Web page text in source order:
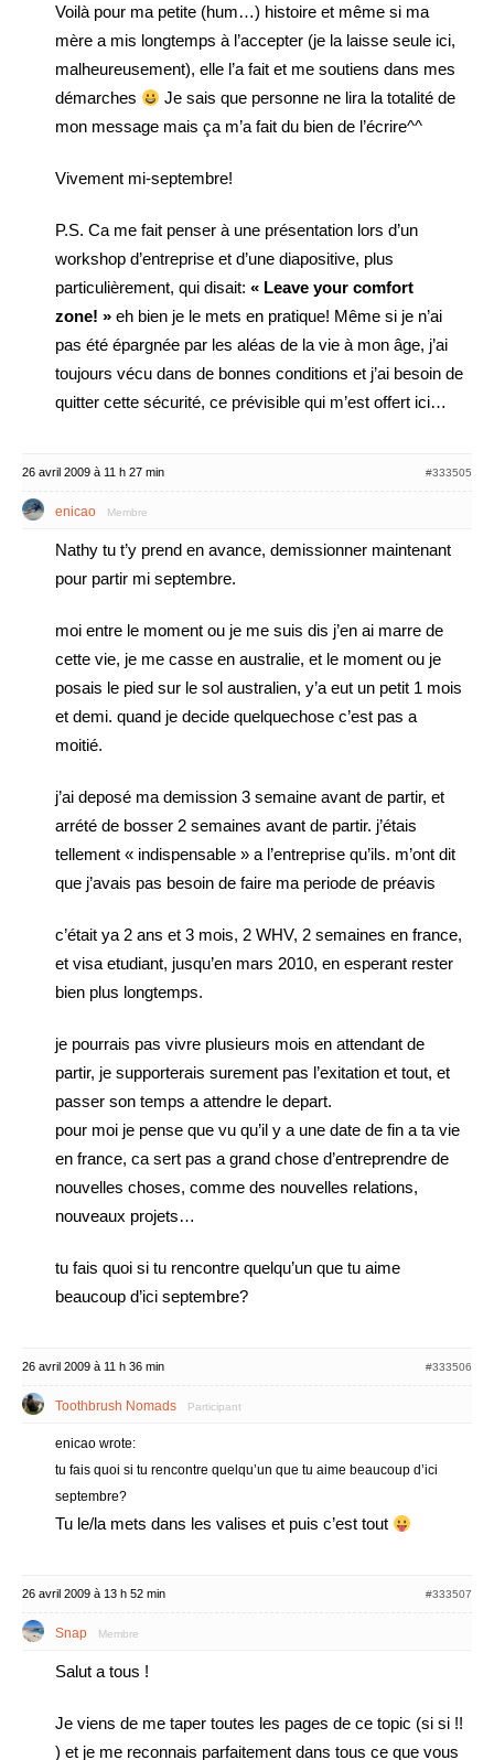
Voilà pour ma petite (hum…) histoire et même si ma
mère a mis longtemps à l’accepter (je la laisse seule ici,
malheureusement), elle l’a fait et me soutiens dans mes
démarches
Je sais que personne ne lira la totalité de
mon message mais ça m’a fait du bien de l’écrire^^
Vivement mi-septembre!
P.S. Ca me fait penser à une présentation lors d’un
workshop d’entreprise et d’une diapositive, plus
particulièrement, qui disait: « Leave your comfort
zone! » eh bien je le mets en pratique! Même si je n’ai
pas été épargnée par les aléas de la vie à mon âge, j’ai
toujours vécu dans de bonnes conditions et j’ai besoin de
quitter cette sécurité, ce prévisible qui m’est offert ici…
26 avril 2009 à 11 h 27 min #333505
enicao Membre
Nathy tu t’y prend en avance, demissionner maintenant
pour partir mi septembre.
moi entre le moment ou je me suis dis j’en ai marre de
cette vie, je me casse en australie, et le moment ou je
posais le pied sur le sol australien, y’a eut un petit 1 mois
et demi. quand je decide quelquechose c’est pas a
moitié.
j’ai deposé ma demission 3 semaine avant de partir, et
arrété de bosser 2 semaines avant de partir. j’étais
tellement « indispensable » a l’entreprise qu’ils. m’ont dit
que j’avais pas besoin de faire ma periode de préavis
c’était ya 2 ans et 3 mois, 2 WHV, 2 semaines en france,
et visa etudiant, jusqu’en mars 2010, en esperant rester
bien plus longtemps.
je pourrais pas vivre plusieurs mois en attendant de
partir, je supporterais surement pas l’exitation et tout, et
passer son temps a attendre le depart.
pour moi je pense que vu qu’il y a une date de fin a ta vie
en france, ca sert pas a grand chose d’entreprendre de
nouvelles choses, comme des nouvelles relations,
nouveaux projets…
tu fais quoi si tu rencontre quelqu’un que tu aime
beaucoup d’ici septembre?
26 avril 2009 à 11 h 36 min #333506
Toothbrush Nomads Participant
enicao wrote:
tu fais quoi si tu rencontre quelqu’un que tu aime beaucoup d’ici
septembre?
Tu le/la mets dans les valises et puis c’est tout
26 avril 2009 à 13 h 52 min #333507
Snap Membre
Salut a tous !
Je viens de me taper toutes les pages de ce topic (si si !!
) et je me reconnais parfaitement dans tous ce que vous